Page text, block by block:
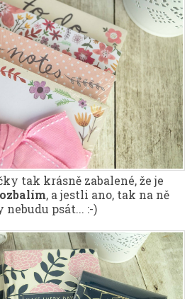
tak krásně zabalené, že je
, a jestli ano, tak na ně
psát... :-)